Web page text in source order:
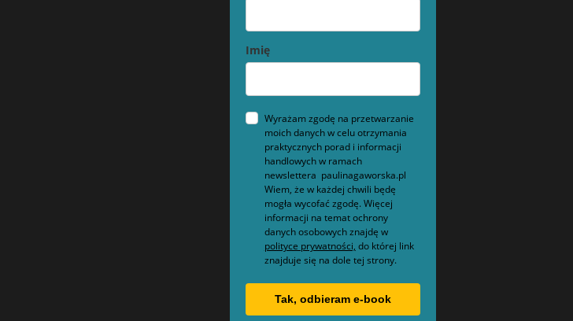
Imię
Wyrażam zgodę na przetwarzanie
moich danych w celu otrzymania
praktycznych porad i informacji
handlowych w ramach
newslettera paulinagaworska.pl
Wiem, że w każdej chwili będę
mogła wycofać zgodę. Więcej
informacji na temat ochrony
danych osobowych znajdę w
polityce prywatności, do której link
znajduje się na dole tej strony.
Tak, odbieram e-book